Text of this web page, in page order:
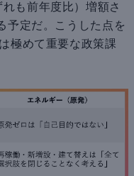
れも前年度比）増額さ
予定だ。こうした点を
極めて重要な政策課